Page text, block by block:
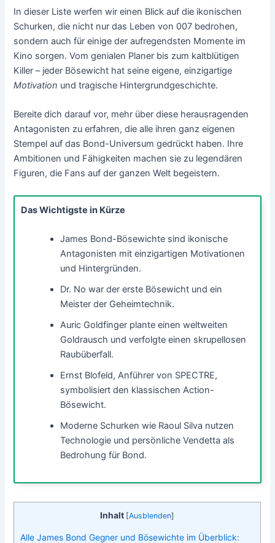
In dieser Liste werfen wir einen Blick auf die ikonischen
Schurken, die nicht nur das Leben von 007 bedrohen,
sondern auch für einige der aufregendsten Momente im
Kino sorgen. Vom genialen Planer bis zum kaltblütigen
Killer – jeder Bösewicht hat seine eigene, einzigartige
Motivation und tragische Hintergrundgeschichte.
Bereite dich darauf vor, mehr über diese herausragenden
Antagonisten zu erfahren, die alle ihren ganz eigenen
Stempel auf das Bond-Universum gedrückt haben. Ihre
Ambitionen und Fähigkeiten machen sie zu legendären
Figuren, die Fans auf der ganzen Welt begeistern.
Das Wichtigste in Kürze
James Bond-Bösewichte sind ikonische
Antagonisten mit einzigartigen Motivationen
und Hintergründen.
Dr. No war der erste Bösewicht und ein
Meister der Geheimtechnik.
Auric Goldfinger plante einen weltweiten
Goldrausch und verfolgte einen skrupellosen
Raubüberfall.
Ernst Blofeld, Anführer von SPECTRE,
symbolisiert den klassischen Action-
Bösewicht.
Moderne Schurken wie Raoul Silva nutzen
Technologie und persönliche Vendetta als
Bedrohung für Bond.
Inhalt [Ausblenden]
Alle James Bond Gegner und Bösewichte im Überblick: